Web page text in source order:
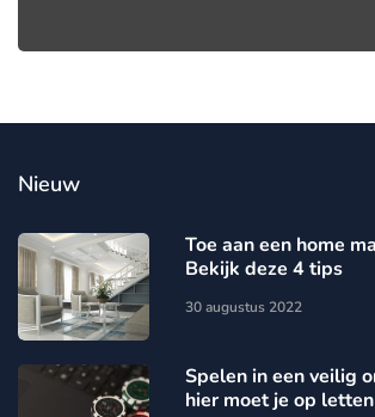
Nieuw
Toe aan een home
Bekijk deze 4 tips
30 augustus 2022
Spelen in een veilig
hier moet je op letten